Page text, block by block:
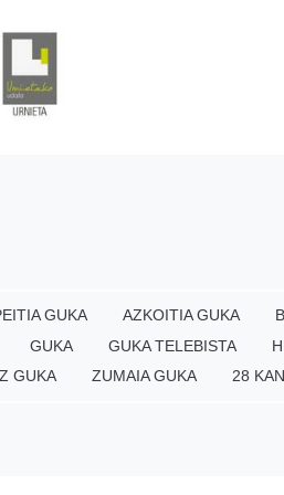
GUKA AZKOITIA GUKA
GUKA GUKA TELEBISTA
GUKA ZUMAIA GUKA 28